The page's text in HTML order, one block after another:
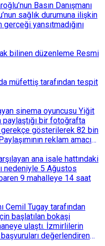
Basın Danışmanı
sağlık durumuna ilişkin
yansıtmadığını
bilinen düzenleme Resmi
müfettiş tarafından tespit
sinema oyuncusu Yiğit
paylaştığı bir fotoğrafta
gerekçe gösterilerek 82 bin
reklam amacı
iptali için yargıya
ana isale hattındaki
nedeniyle 5 Ağustos
9 mahalleye 14 saat
Cemil Tugay tarafından
başlatılan bokaşi
ulaştı. İzmirlilerin
değerlendiren